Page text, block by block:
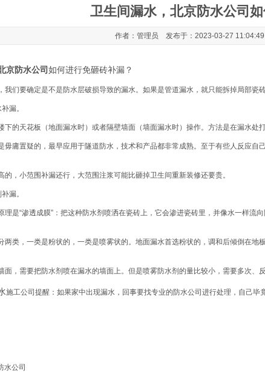
卫生间漏水，北京防水公司
作者：管理员 发布于：2023-03-27
京防水公司如何进行免砸砖补漏？
我们要确定是不是防水层破损导致的漏水。如果是管道漏水，就只能拆掉局部瓷
漏。
下的天花板（地面漏水时）或者隔壁墙面（墙面漏水时）操作。方法是在漏水处
毋庸置疑的，最早应用于隧道防水，技术和产品都非常成熟。至于有些人反应
的，小范围补漏还行，大范围注浆可能比砸掉卫生间重新装修还要贵。
漏。
理是“渗透成膜”：把这种防水剂喷洒在瓷砖上，它会渗进瓷砖里，并像水一样
两类，一类是粉状的，一类是喷雾状的。地面漏水首选粉状的，调和后倾倒在
面，需要把防水剂喷在漏水的墙面上。但是喷雾防水剂的量比较小，需要多次、
施工公司提醒：如果家中出现漏水，回事要找专业的防水公司进行处理，自己
水公司